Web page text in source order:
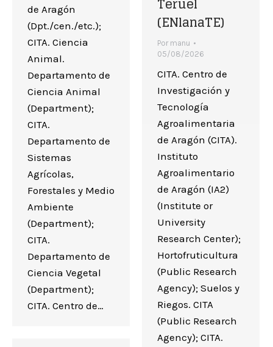
de Aragón
(Dpt./cen./etc.);
CITA. Ciencia
Animal.
Departamento de
Ciencia Animal
(Department);
CITA.
Departamento de
Sistemas
Agrícolas,
Forestales y Medio
Ambiente
(Department);
CITA.
Departamento de
Ciencia Vegetal
(Department);
CITA. Centro de…
(ENlanaTE)
Por manu
05/08/2026
CITA. Centro de
Investigación y
Tecnología
Agroalimentaria
de Aragón (CITA).
Instituto
Agroalimentario
de Aragón (IA2)
(Institute or
University
Research Center);
Hortofruticultura
(Public Research
Agency); Suelos y
Riegos. CITA
(Public Research
Agency); CITA.